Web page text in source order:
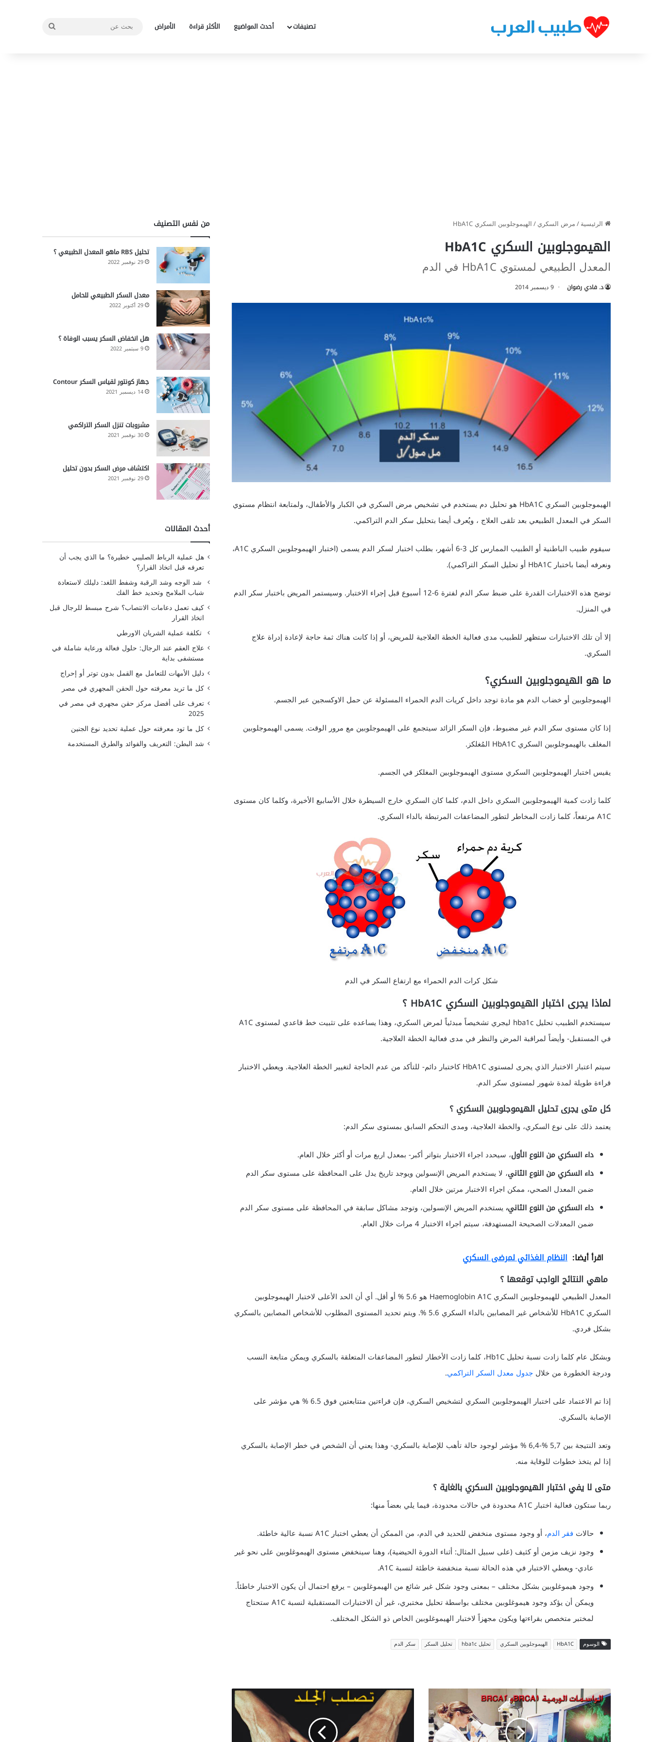
تصنيفات أحدث المواضيع الأكثر قراءة الأمراض
بحث
الرئيسية/مرض السكري/الهيموجلوبين السكري HbA1C
الهيموجلوبين السكري HbA1C
المعدل الطبيعي لمستوي HbA1C في الدم
د. فادي رضوان 9 ديسمبر 2014
الهيموجلوبين السكري HbA1C هو تحليل دم يستخدم في تشخيص مرض السكري في الكبار والأطفال، ولمتابعة انتظام مستوي
السكر في المعدل الطبيعي بعد تلقى العلاج ، ويُعرف أيضا بتحليل سكر الدم التراكمي.
سيقوم طبيب الباطنية أو الطبيب الممارس كل 3-6 أشهر، بطلب اختبار لسكر الدم يسمى (اختبار الهيموجلوبين السكري A1C،
ونعرفه أيضا باختبار HbA1C أو تحليل السكر التراكمي).
توضح هذه الاختبارات القدرة على ضبط سكر الدم لفترة 6-12 أسبوع قبل إجراء الاختبار. وسيستمر المريض باختبار سكر الدم
في المنزل.
إلا أن تلك الاختبارات ستظهر للطبيب مدى فعالية الخطة العلاجية للمريض، أو إذا كانت هناك ثمة حاجة لإعادة إدراة علاج
السكري.
ما هو الهيموجلوبين السكري؟
الهيموجلوبين أو خضاب الدم هو مادة توجد داخل كريات الدم الحمراء المسئولة عن حمل الاوكسجين عبر الجسم.
إذا كان مستوى سكر الدم غير مضبوط، فإن السكر الزائد سيتجمع على الهيموجلوبين مع مرور الوقت. يسمى الهيموجلوبين
المغلف بالهيموجلوبين السكري HbA1C المُغلكز.
يقيس اختبار الهيموجلوبين السكري مستوى الهيموجلوبين المغلكز في الجسم.
كلما زادت كمية الهيموجلوبين السكري داخل الدم، كلما كان السكري خارج السيطرة خلال الأسابيع الأخيرة، وكلما كان مستوى
A1C مرتفعاً، كلما زادت المخاطر لتطور المضاعفات المرتبطة بالداء السكري.
شكل كرات الدم الحمراء مع ارتفاع السكر في الدم
لماذا يجرى اختبار الهيموجلوبين السكري HbA1C ؟
سيستخدم الطبيب تحليل hba1c ليجري تشخيصاً مبدئياً لمرض السكري، وهذا يساعده على تثبيت خط قاعدي لمستوى A1C
في المستقبل- وأيضاً لمراقبة المرض والنظر في مدى فعالية الخطة العلاجية.
سيتم اعتبار الاختبار الذي يجرى لمستوى HbA1C كاختبار دائم- للتأكد من عدم الحاجة لتغيير الخطة العلاجية. ويعطي الاختبار
قراءة طويلة لمدة شهور لمستوى سكر الدم.
كل متى يجرى تحليل الهيموجلوبين السكري ؟
يعتمد ذلك على نوع السكري، والخطة العلاجية، ومدى التحكم السابق بمستوى سكر الدم:
داء السكري من النوع الأول، سيحدد اجراء الاختبار بتواتر أكبر- بمعدل اربع مرات أو أكثر خلال العام.
داء السكري من النوع الثاني، لا يستخدم المريض الإنسولين ويوجد تاريخ يدل على المحافظة على مستوى سكر الدم
ضمن المعدل الصحي، ممكن اجراء الاختبار مرتين خلال العام.
داء السكري من النوع الثاني، يستخدم المريض الإنسولين، وتوجد مشاكل سابقة في المحافظة على مستوى سكر الدم
ضمن المعدلات الصحيحة المستهدفة، سيتم اجراء الاختبار 4 مرات خلال العام.
اقرأ أيضا: النظام الغذائي لمرضى السكري
ماهي النتائج الواجب توقعها ؟
المعدل الطبيعي للهيموجلوبين السكري Haemoglobin A1C هو 5.6 % أو أقل. أي أن الحد الأعلى لاختبار الهيموجلوبين
السكري HbA1C للأشخاص غير المصابين بالداء السكري 5.6 %. ويتم تحديد المستوى المطلوب للأشخاص المصابين بالسكري
بشكل فردي.
وبشكل عام كلما زادت نسبة تحليل Hb1C، كلما زادت الأخطار لتطور المضاعفات المتعلقة بالسكري ويمكن متابعة النسب
ودرجة الخطورة من خلال جدول معدل السكر التراكمي.
إذا تم الاعتماد على اختبار الهيموجلوبين السكري لتشخيص السكري، فإن قراءتين متتابعتين فوق 6.5 % هي مؤشر على
الإصابة بالسكري.
وتعد النتيجة بين 5,7 %-6,4 % مؤشر لوجود حالة تأهب للإصابة بالسكري- وهذا يعني أن الشخص في خطر الإصابة بالسكري
إذا لم يتخذ خطوات للوقاية منه.
متى لا يفي اختبار الهيموجلوبين السكري بالغاية ؟
ربما ستكون فعالية اختبار A1C محدودة في حالات محدودة، فيما يلي بعضاً منها:
حالات فقر الدم، أو وجود مستوى منخفض للحديد في الدم، من الممكن أن يعطي اختبار A1C نسبة عالية خاطئة.
وجود نزيف مزمن أو كثيف (على سبيل المثال: أثناء الدورة الحيضية)، وهنا سينخفض مستوى الهيموغلوبين على نحو غير
عادي- ويعطي الاختبار في هذه الحالة نسبة منخفضة خاطئة لنسبة A1C.
وجود هيموغلوبين بشكل مختلف – بمعنى وجود شكل غير شائع من الهيموغلوبين – يرفع احتمال أن يكون الاختبار خاطئاً.
ويمكن أن يؤكد وجود هيموغلوبين مختلف بواسطة تحليل مختبري، غير أن الاختبارات المستقبلية لنسبة A1C ستحتاج
لمختبر متخصص بقراءتها ويكون مجهزاً لاختبار الهيموغلوبين الخاص ذو الشكل المختلف.
الوسوم HbA1C الهيموجلوبين السكري تحليل hba1c تحليل السكر سكر الدم
الواسمات
الورمية
BRCA1
و
BRCA2
تصلب
الجلد
Scleroderma
من نفس التصنيف
تحليل RBS ماهو المعدل الطبيعي ؟
29 نوفمبر 2022
معدل السكر الطبيعي للحامل
29 أكتوبر 2022
هل انخفاض السكر يسبب الوفاة ؟
9 سبتمبر 2022
جهاز كونتور لقياس السكر Contour
14 ديسمبر 2021
مشروبات تنزل السكر التراكمي
30 نوفمبر 2021
اكتشاف مرض السكر بدون تحليل
29 نوفمبر 2021
أحدث المقالات
هل عملية الرباط الصليبي خطيرة؟ ما الذي يجب أن
تعرفه قبل اتخاذ القرار؟
شد الوجه وشد الرقبة وشفط اللغد: دليلك لاستعادة
شباب الملامح وتحديد خط الفك
كيف تعمل دعامات الانتصاب؟ شرح مبسط للرجال قبل
اتخاذ القرار
تكلفة عملية الشريان الاورطي
علاج العقم عند الرجال: حلول فعالة ورعاية شاملة في
مستشفى بداية
دليل الأمهات للتعامل مع القمل بدون توتر أو إحراج
كل ما تريد معرفته حول الحقن المجهري في مصر
تعرف على أفضل مركز حقن مجهري في مصر في
2025
كل ما تود معرفته حول عملية تحديد نوع الجنين
شد البطن: التعريف والفوائد والطرق المستخدمة